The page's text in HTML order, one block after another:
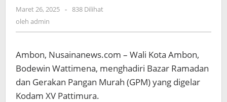
GPM,
Kota
Beri
Apresiasi
Maret 26, 2025 oleh
- 838 Dilihat
oleh admin
Ambon, Nusainanews.com – Wali Kota Ambon,
Bodewin Wattimena, menghadiri Bazar Ramadan
dan Gerakan Pangan Murah (GPM) yang digelar
Kodam XV Pattimura.